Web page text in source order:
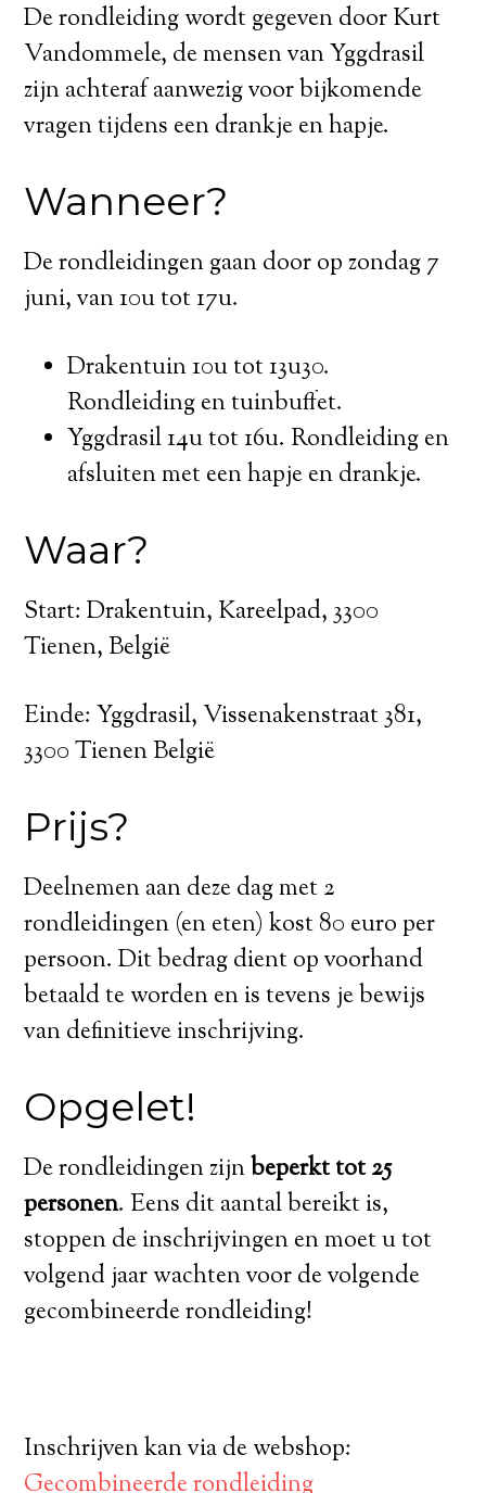
De rondleiding wordt gegeven door Kurt
Vandommele, de mensen van Yggdrasil
zijn achteraf aanwezig voor bijkomende
vragen tijdens een drankje en hapje.
Wanneer?
De rondleidingen gaan door op zondag 7
juni, van 10u tot 17u.
Drakentuin 10u tot 13u30.
Rondleiding en tuinbuffet.
Yggdrasil 14u tot 16u. Rondleiding en
afsluiten met een hapje en drankje.
Waar?
Start: Drakentuin, Kareelpad, 3300
Tienen, België
Einde: Yggdrasil, Vissenakenstraat 381,
3300 Tienen België
Prijs?
Deelnemen aan deze dag met 2
rondleidingen (en eten) kost 80 euro per
persoon. Dit bedrag dient op voorhand
betaald te worden en is tevens je bewijs
van definitieve inschrijving.
Opgelet!
De rondleidingen zijnbeperkt tot 25
personen. Eens dit aantal bereikt is,
stoppen de inschrijvingen en moet u tot
volgend jaar wachten voor de volgende
gecombineerde rondleiding!
Inschrijven kan via de webshop:
Gecombineerde rondleiding